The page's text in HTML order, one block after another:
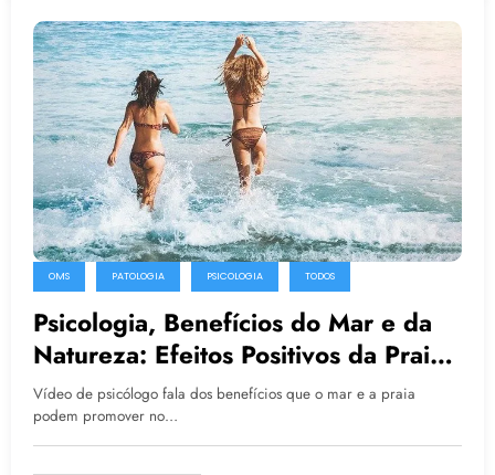
OMS PATOLOGIA PSICOLOGIA TODOS
Psicologia, Benefícios do Mar e da
Natureza: Efeitos Positivos da Praia
no Nosso Psicológico e Corpo
Vídeo de psicólogo fala dos benefícios que o mar e a praia
podem promover no…